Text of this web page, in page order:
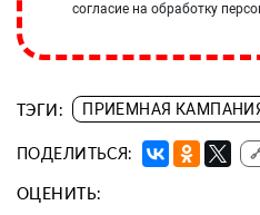
согласие на обработку
ТЭГИ: ПРИЕМНАЯ
ПОДЕЛИТЬСЯ:
ОЦЕНИТЬ: